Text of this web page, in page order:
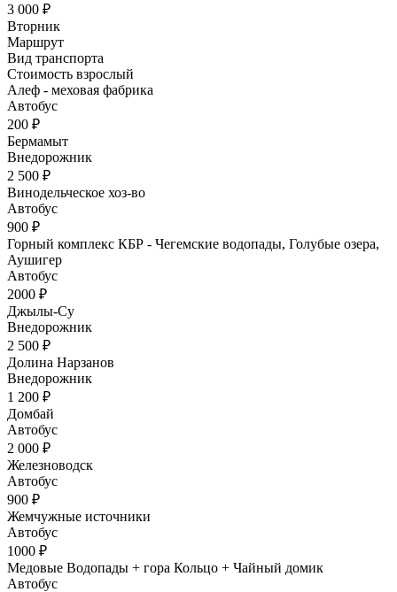
3 000 ₽
Вторник
Маршрут
Вид транспорта
Стоимость взрослый
Алеф - меховая фабрика
Автобус
200 ₽
Бермамыт
Внедорожник
2 500 ₽
Винодельческое хоз-во
Автобус
900 ₽
Горный комплекс КБР - Чегемские водопады, Голубые озера,
Аушигер
Автобус
2000 ₽
Джылы-Су
Внедорожник
2 500 ₽
Долина Нарзанов
Внедорожник
1 200 ₽
Домбай
Автобус
2 000 ₽
Железноводск
Автобус
900 ₽
Жемчужные источники
Автобус
1000 ₽
Медовые Водопады + гора Кольцо + Чайный домик
Автобус